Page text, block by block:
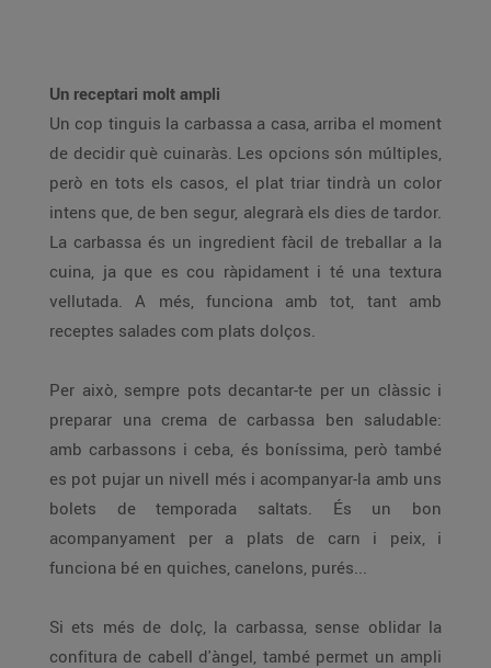
Un receptari molt ampli
Un cop tinguis la carbassa a casa, arriba el moment
de decidir què cuinaràs. Les opcions són múltiples,
però en tots els casos, el plat triar tindrà un color
intens que, de ben segur, alegrarà els dies de tardor.
La carbassa és un ingredient fàcil de treballar a la
cuina, ja que es cou ràpidament i té una textura
vellutada. A més, funciona amb tot, tant amb
receptes salades com plats dolços.
Per això, sempre pots decantar-te per un clàssic i
preparar una crema de carbassa ben saludable:
amb carbassons i ceba, és boníssima, però també
es pot pujar un nivell més i acompanyar-la amb uns
bolets de temporada saltats. És un bon
acompanyament per a plats de carn i peix, i
funciona bé en quiches, canelons, purés...
Si ets més de dolç, la carbassa, sense oblidar la
confitura de cabell d'àngel, també permet un ampli